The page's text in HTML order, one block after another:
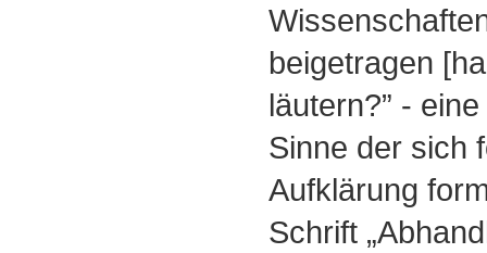
beigetragen
läutern?” -
Sinne der sich
Aufklärung
Schrift